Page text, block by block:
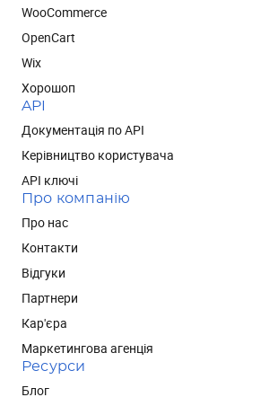
WooCommerce
OpenCart
Wix
Хорошоп
API
Документація по API
Керівництво користувача
API ключі
Про компанію
Про нас
Контакти
Відгуки
Партнери
Кар'єра
Маркетингова агенція
Ресурси
Блог